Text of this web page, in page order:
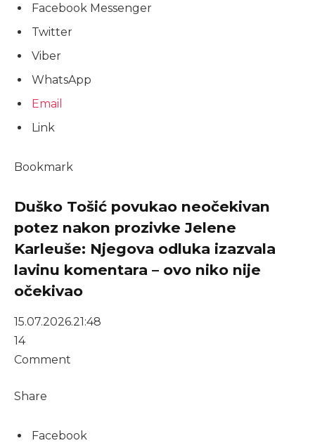
Facebook Messenger
Twitter
Viber
WhatsApp
Email
Link
Bookmark
Duško Tošić povukao neočekivan
potez nakon prozivke Jelene
Karleuše: Njegova odluka izazvala
lavinu komentara – ovo niko nije
očekivao
15.07.2026.21:48
14
Comment
Share
Facebook